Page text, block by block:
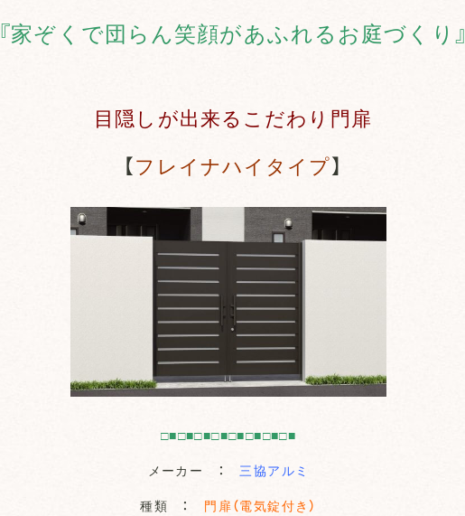
『家ぞくで団らん笑顔があふれるお庭づくり』
目隠しが出来るこだわり門扉
【フレイナハイタイプ】
□■□■□■□■□■□■□■□■
メーカー ：三協アルミ
種類 ： 門扉（電気錠付き）